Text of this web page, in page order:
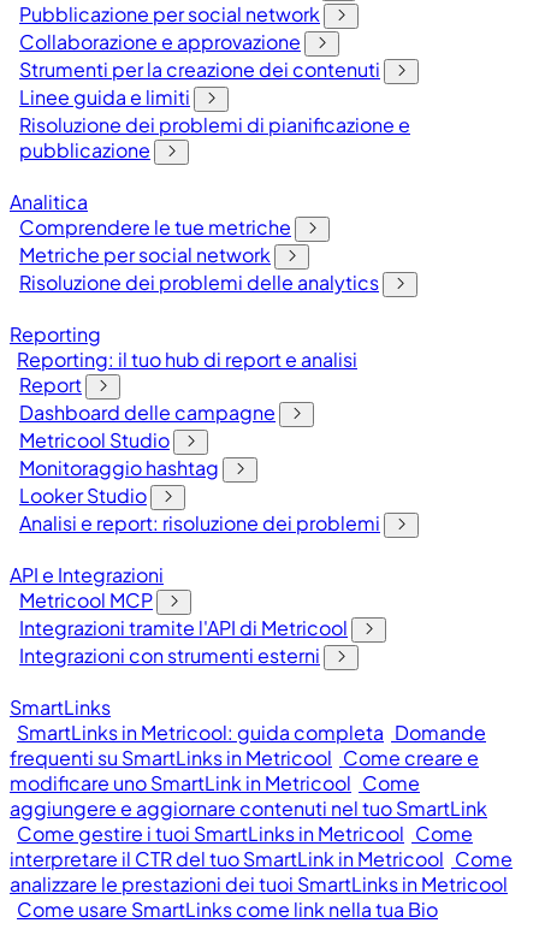
Pubblicazione per social network
Collaborazione e approvazione
Strumenti per la creazione dei contenuti
Linee guida e limiti
Risoluzione dei problemi di pianificazione e
pubblicazione
Analitica
Comprendere le tue metriche
Metriche per social network
Risoluzione dei problemi delle analytics
Reporting
Reporting: il tuo hub di report e analisi
Report
Dashboard delle campagne
Metricool Studio
Monitoraggio hashtag
Looker Studio
Analisi e report: risoluzione dei problemi
API e Integrazioni
Metricool MCP
Integrazioni tramite l'API di Metricool
Integrazioni con strumenti esterni
SmartLinks
SmartLinks in Metricool: guida completa Domande
frequenti su SmartLinks in Metricool Come creare e
modificare uno SmartLink in Metricool Come
aggiungere e aggiornare contenuti nel tuo SmartLink
Come gestire i tuoi SmartLinks in Metricool Come
interpretare il CTR del tuo SmartLink in Metricool Come
analizzare le prestazioni dei tuoi SmartLinks in Metricool
Come usare SmartLinks come link nella tua Bio